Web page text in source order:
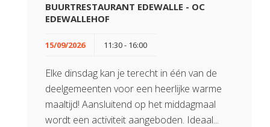
BUURTRESTAURANT EDEWALLE - OC
EDEWALLEHOF
15/09/2026 11:30 - 16:00
Elke dinsdag kan je terecht in één van de
deelgemeenten voor een heerlijke warme
maaltijd! Aansluitend op het middagmaal
wordt een activiteit aangeboden. Ideaal...